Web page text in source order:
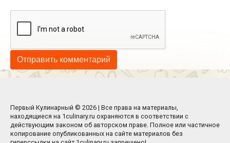
Первый Кулинарный © 2026 | Все права на материалы,
находящиеся на 1culinary.ru охраняются в соответствии с
действующим законом об авторском праве. Полное или частичное
копирование опубликованных на сайте материалов без